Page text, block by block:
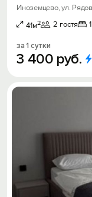
Иноземцево, ул.
41м2 2 гостя
за 1 сутки
3 400 руб.